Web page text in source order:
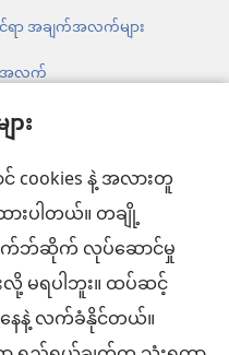
း
cookies နဲ့ အလားတူ
းပါတယ်။ တချို့
က်ဘ်ဆိုက် လုပ်ဆောင်မှု
လို့ မရပါဘူး။ ထပ်ဆင့်
ေနဲ့ လက်ခံနိုင်တယ်။
အချက်အလက်များ
အလက်
က်™